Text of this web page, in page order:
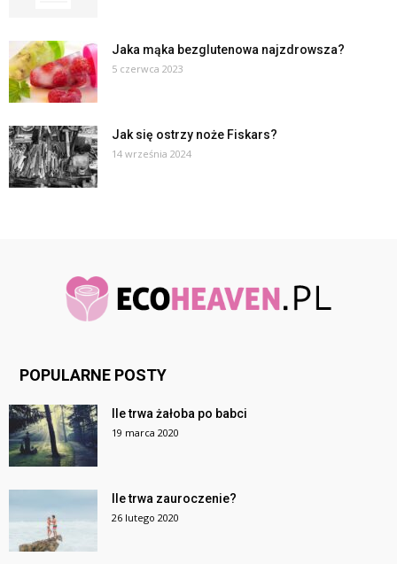
Jaka mąka bezglutenowa najzdrowsza?
5 czerwca 2023
Jak się ostrzy noże Fiskars?
14 września 2024
POPULARNE POSTY
Ile trwa żałoba po babci
19 marca 2020
Ile trwa zauroczenie?
26 lutego 2020